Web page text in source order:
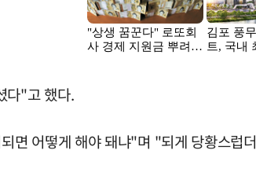
다"고 했다.
면 어떻게 해야 돼냐"며 "되게 당황스럽